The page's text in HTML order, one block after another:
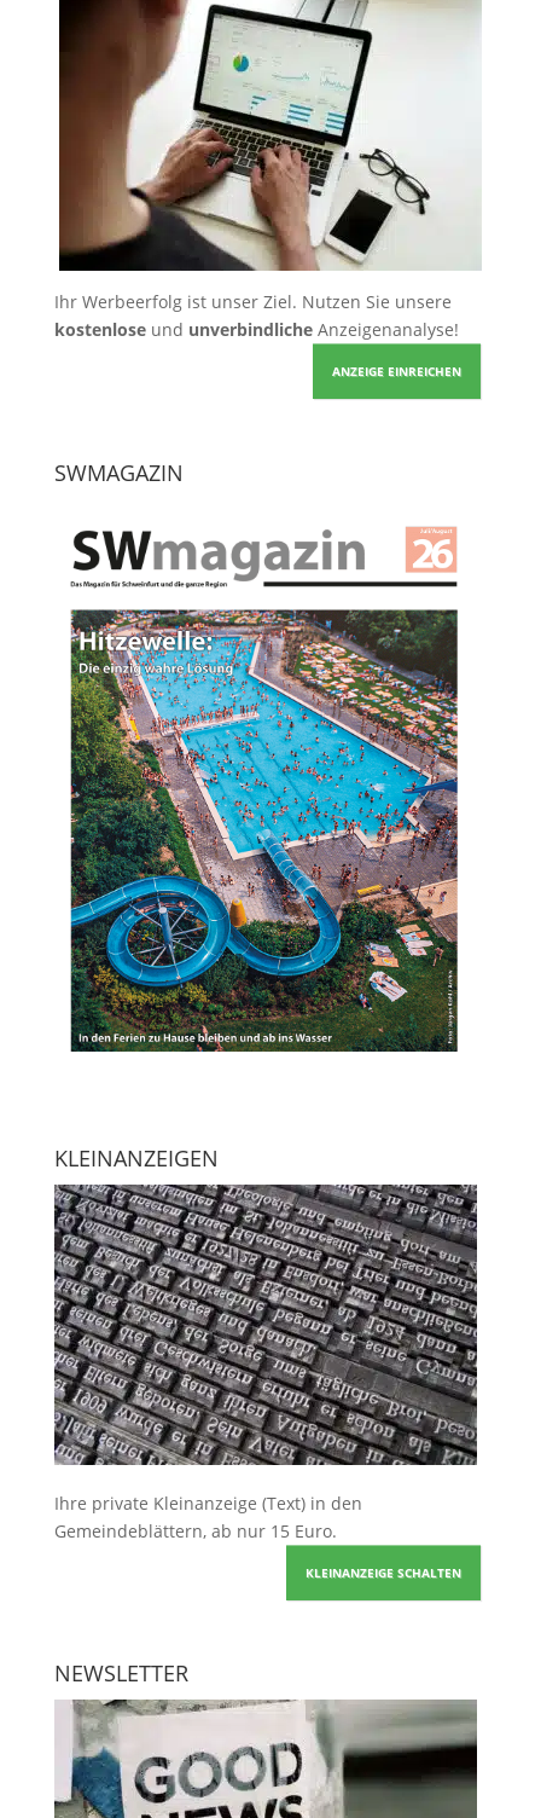
Ihr Werbeerfolg ist unser Ziel. Nutzen Sie unsere
kostenloseund unverbindlicheAnzeigenanalyse!
ANZEIGE EINREICHEN
SWMAGAZIN
KLEINANZEIGEN
Ihre private Kleinanzeige (Text) in den
Gemeindeblättern, ab nur 15 Euro.
KLEINANZEIGE SCHALTEN
NEWSLETTER